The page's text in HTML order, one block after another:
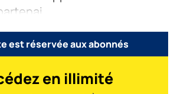
est réservée aux abonnés
en illimité